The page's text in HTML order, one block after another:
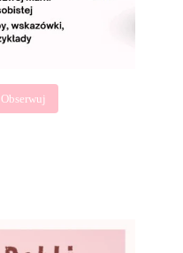
Obserwuj